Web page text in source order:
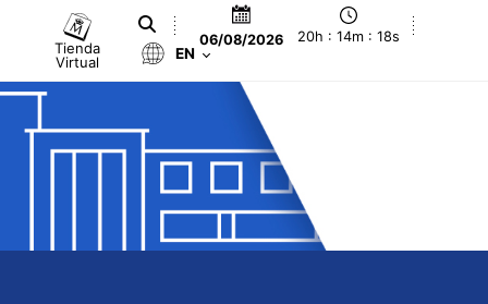
Tienda
Virtual
06/08/2026 20h : 14m : 19s
EN